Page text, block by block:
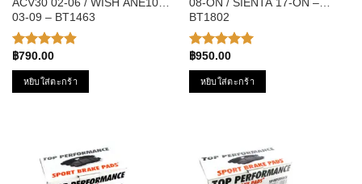
ACV30 02-06 / WISH ANE10
03-09 – BT1463
ให้คะแนน
4.88ตั้งแต่
1-5
คะแนน
฿790.00
หยิบใส่ตะกร้า
08-ON / SIENTA 17-ON –
BT1802
ให้คะแนน
5.00ตั้งแต่
1-5
คะแนน
฿950.00
หยิบใส่ตะกร้า